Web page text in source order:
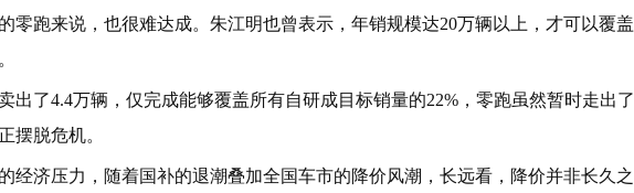
零跑来说，也很难达成。朱江明也曾表示，年销规模达20万辆以上，才可以覆盖
出了4.4万辆，仅完成能够覆盖所有自研成目标销量的22%，零跑虽然暂时走出了
摆脱危机。
经济压力，随着国补的退潮叠加全国车市的降价风潮，长远看，降价并非长久之